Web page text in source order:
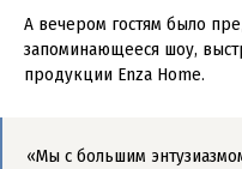
А вечером гостям было
запоминающееся шоу,
продукции Enza Home.
«Мы с большим